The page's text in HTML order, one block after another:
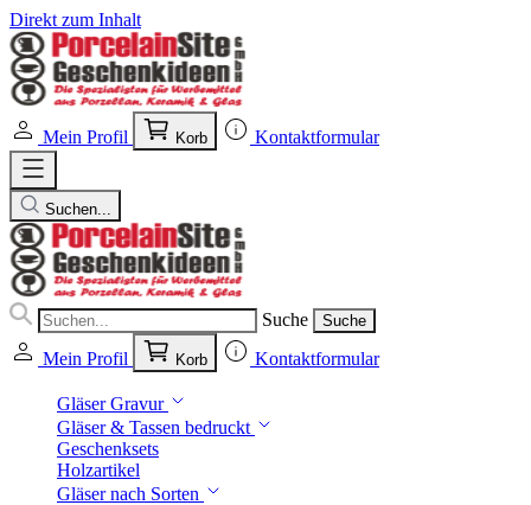
Direkt zum Inhalt
Mein Profil Korb Kontaktformular
Suchen...
Suche Suche
Mein Profil Korb Kontaktformular
Gläser Gravur
Gläser & Tassen bedruckt
Geschenksets
Holzartikel
Gläser nach Sorten